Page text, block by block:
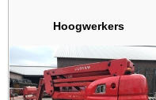
Hoogwerkers